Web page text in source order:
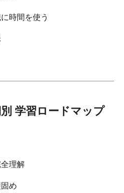
時間を使う
学習ロードマップ
理解
め